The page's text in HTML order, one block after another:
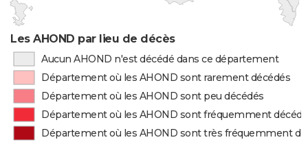
Les AHOND par lieu de décès
Aucun AHOND n'est décédé dans ce département
Département où les AHOND sont rarement décédés
Département où les AHOND sont peu décédés
Département où les AHOND sont fréquemment
Département où les AHOND sont très fréquemment